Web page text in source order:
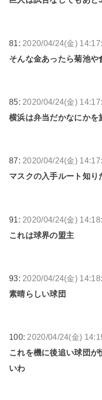
81: 2020/04/24(金)
そんな金あったら菊池や
85: 2020/04/24(金)
横浜は弁当だかなにかを
87: 2020/04/24(金)
マスクの入手ルート知り
91: 2020/04/24(金)
これは球界の盟主
93: 2020/04/24(金)
素晴らしい球団
100: 2020/04/24(金)
これを機に後追い球団
いわ